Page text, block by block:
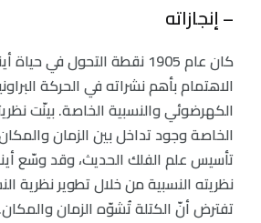
– إنجازاته
كان عام 1905 نقطة التحول في
الاهتمام بأهم نشراته في الحركة
الكهرضوئي والنسبية الخاصة. بينّت
الخاصة وجود تداخل بين الزمان
نظريته النسبية من خلال تطوير نظرية
تفترض أنّ الكتلة تُشوّه الزمان والمكان.